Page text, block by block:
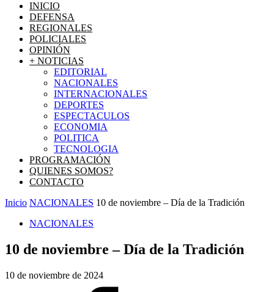
INICIO
DEFENSA
REGIONALES
POLICIALES
OPINIÓN
+ NOTICIAS
EDITORIAL
NACIONALES
INTERNACIONALES
DEPORTES
ESPECTACULOS
ECONOMIA
POLITICA
TECNOLOGIA
PROGRAMACIÓN
QUIENES SOMOS?
CONTACTO
Inicio NACIONALES 10 de noviembre – Día de la Tradición
NACIONALES
10 de noviembre – Día de la Tradición
10 de noviembre de 2024